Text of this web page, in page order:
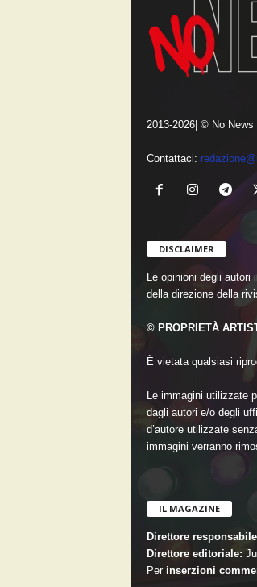
2013-2026| © No
Contattaci:
DISCLAIMER
Le opinioni degli autori
della direzione della
© PROPRIETÀ
È vietata qualsiasi
Le immagini utilizzate
dagli autori e/o degli
d’autore utilizzate
immagini verranno
IL MAGAZINE
Direttore responsabile
Direttore editoriale:
Per inserzioni